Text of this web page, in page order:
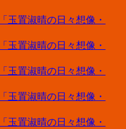
置淑晴の日々想像・
置淑晴の日々想像・
置淑晴の日々想像・
置淑晴の日々想像・
置淑晴の日々想像・